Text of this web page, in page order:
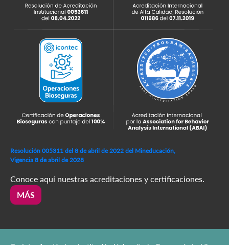
Resolución 005311 del 8 de abril de 2022 del Mineducación,
Vigencia 8 de abril de 2028
Conoce aquí nuestras acreditaciones y certificaciones.
MÁS